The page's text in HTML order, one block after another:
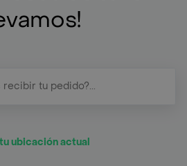
ubicación actual